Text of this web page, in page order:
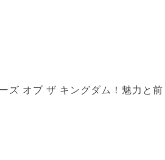
ズ オブ ザ キングダム！魅力と前